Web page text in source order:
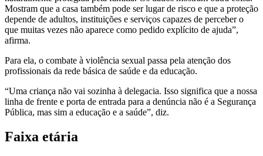
Mostram que a casa também pode ser lugar de risco e que a proteção
depende de adultos, instituições e serviços capazes de perceber o
que muitas vezes não aparece como pedido explícito de ajuda”,
afirma.
Para ela, o combate à violência sexual passa pela atenção dos
profissionais da rede básica de saúde e da educação.
“Uma criança não vai sozinha à delegacia. Isso significa que a nossa
linha de frente e porta de entrada para a denúncia não é a Segurança
Pública, mas sim a educação e a saúde”, diz.
Faixa etária